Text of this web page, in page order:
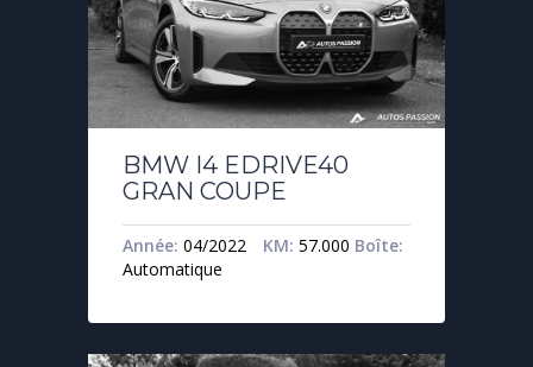
BMW I4 EDRIVE40
GRAN COUPE
Année: 04/2022 KM: 57.000 Boîte:
Automatique